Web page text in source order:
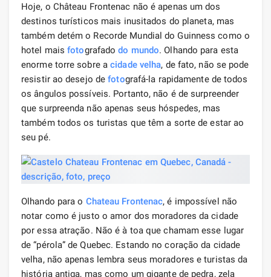
Hoje, o Château Frontenac não é apenas um dos
destinos turísticos mais inusitados do planeta, mas
também detém o Recorde Mundial do Guinness como o
hotel maisfotografadodo mundo. Olhando para esta
enorme torre sobre acidade velha, de fato, não se pode
resistir ao desejo defotografá-la rapidamente de todos
os ângulos possíveis. Portanto, não é de surpreender
que surpreenda não apenas seus hóspedes, mas
também todos os turistas que têm a sorte de estar ao
seu pé.
Olhando para o Chateau Frontenac, é impossível não
notar como é justo o amor dos moradores da cidade
por essa atração. Não é à toa que chamam esse lugar
de “pérola” de Quebec. Estando no coração da cidade
velha, não apenas lembra seus moradores e turistas da
história antiga, mas como um gigante de pedra, zela